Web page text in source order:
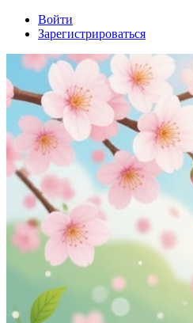
Войти
Зарегистрироваться